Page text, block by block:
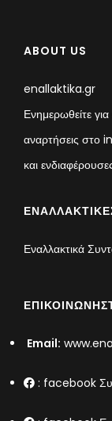
ABOUT US
enallaktika.gr
Ενημερωθείτε
αναρτήσεις στο
και
Εναλλακτικά
Email:
: facebook